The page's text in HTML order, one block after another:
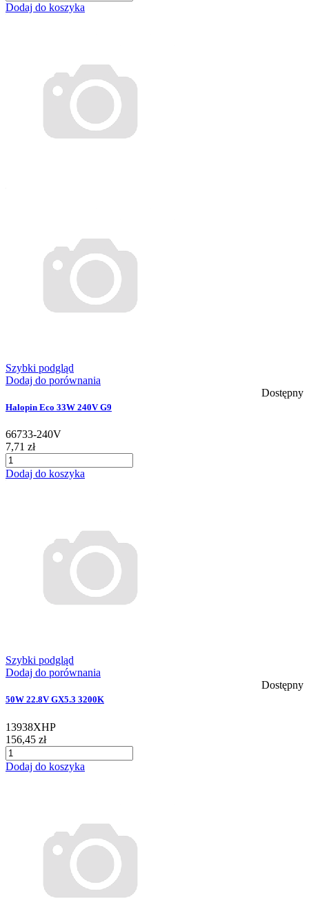
Dodaj do koszyka
Szybki podgląd
Dodaj do porównania
Dostępny
Halopin Eco 33W 240V G9
66733-240V
7,71 zł
Dodaj do koszyka
Szybki podgląd
Dodaj do porównania
Dostępny
50W 22.8V GX5.3 3200K
13938XHP
156,45 zł
Dodaj do koszyka